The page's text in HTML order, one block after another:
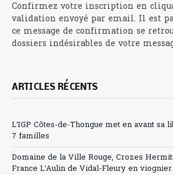
Confirmez votre inscription en
validation envoyé par email. Il est
ce message de confirmation se
dossiers indésirables de votre
ARTICLES RÉCENTS
L’IGP Côtes-de-Thongue met en avant sa
7 familles
Domaine de la Ville Rouge, Crozes
France L’Aulin de Vidal-Fleury en viognier